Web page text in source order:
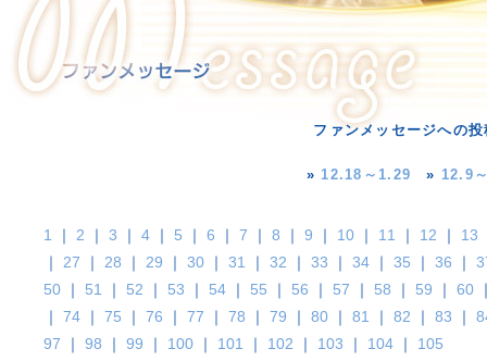
ファンメッセージへの
»12.18～1.29 » 12.9
1 ｜ 2 ｜ 3 ｜ 4 ｜ 5 ｜ 6 ｜ 7 ｜ 8 ｜ 9 ｜ 10 ｜ 11 ｜ 12 ｜ 13
｜ 27 ｜ 28 ｜ 29 ｜ 30 ｜ 31 ｜ 32 ｜ 33 ｜ 34 ｜ 35 ｜ 36 ｜
50 ｜ 51 ｜ 52 ｜ 53 ｜ 54 ｜ 55 ｜ 56 ｜ 57 ｜ 58 ｜ 59 ｜ 60
｜ 74 ｜ 75 ｜ 76 ｜ 77 ｜ 78 ｜ 79 ｜ 80 ｜ 81 ｜ 82 ｜ 83 ｜
97 ｜ 98 ｜ 99 ｜ 100 ｜ 101 ｜ 102 ｜ 103 ｜ 104 ｜ 105